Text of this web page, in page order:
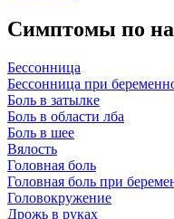
Симптомы по
Бессонница
Бессонница при
Боль в затылке
Боль в области лба
Боль в шее
Вялость
Головная боль
Головная боль при
Головокружение
Дрожь в руках